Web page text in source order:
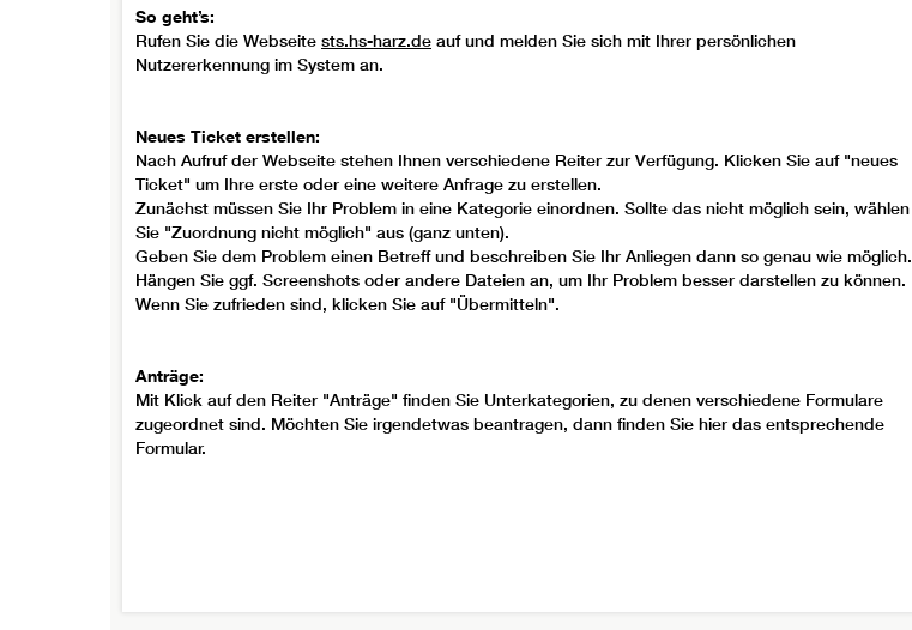
So geht’s:
Rufen Sie die Webseite sts.hs-harz.de auf und melden Sie sich mit Ihrer persönlichen
Nutzererkennung im System an.
Neues Ticket erstellen:
Nach Aufruf der Webseite stehen Ihnen verschiedene Reiter zur Verfügung. Klicken Sie auf "neues
Ticket" um Ihre erste oder eine weitere Anfrage zu erstellen.
Zunächst müssen Sie Ihr Problem in eine Kategorie einordnen. Sollte das nicht möglich sein, wählen
Sie "Zuordnung nicht möglich" aus (ganz unten).
Geben Sie dem Problem einen Betreff und beschreiben Sie Ihr Anliegen dann so genau wie möglich.
Hängen Sie ggf. Screenshots oder andere Dateien an, um Ihr Problem besser darstellen zu können.
Wenn Sie zufrieden sind, klicken Sie auf "Übermitteln".
Anträge:
Mit Klick auf den Reiter "Anträge" finden Sie Unterkategorien, zu denen verschiedene Formulare
zugeordnet sind. Möchten Sie irgendetwas beantragen, dann finden Sie hier das entsprechende
Formular.